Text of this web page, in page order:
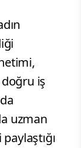
doğru iş
uzman